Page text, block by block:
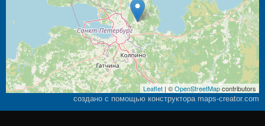
Leaflet| ©OpenStreetMapcontributors
создано с помощью конструктора maps-creator.com